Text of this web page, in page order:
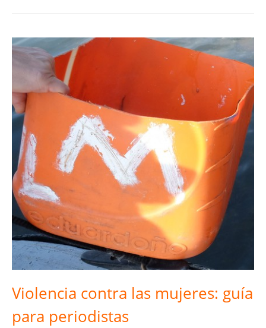
Violencia contra las mujeres: guía
para periodistas